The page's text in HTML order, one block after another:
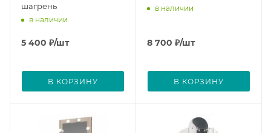
шагрень
в наличии
5 400 ₽/шт
В КОРЗИНУ
в наличии
8 700 ₽/шт
В КОРЗИНУ